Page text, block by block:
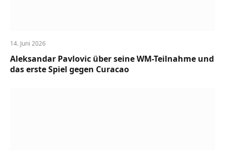
14. Juni 2026
Aleksandar Pavlovic über seine WM-Teilnahme und
das erste Spiel gegen Curacao